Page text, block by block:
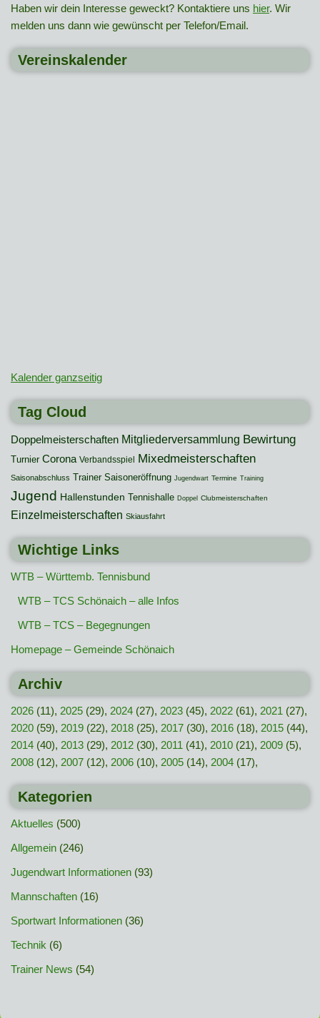
Haben wir dein Interesse geweckt? Kontaktiere uns hier. Wir
melden uns dann wie gewünscht per Telefon/Email.
Vereinskalender
Kalender ganzseitig
Tag Cloud
Doppelmeisterschaften Mitgliederversammlung Bewirtung
Turnier Corona Verbandsspiel Mixedmeisterschaften
Saisonabschluss Trainer Saisoneröffnung Jugendwart Termine Training
Jugend Hallenstunden Tennishalle Doppel Clubmeisterschaften
Einzelmeisterschaften Skiausfahrt
Wichtige Links
WTB – Württemb. Tennisbund
WTB – TCS Schönaich – alle Infos
WTB – TCS – Begegnungen
Homepage – Gemeinde Schönaich
Archiv
2026 (11), 2025 (29), 2024 (27), 2023 (45), 2022 (61), 2021 (27),
2020 (59), 2019 (22), 2018 (25), 2017 (30), 2016 (18), 2015 (44),
2014 (40), 2013 (29), 2012 (30), 2011 (41), 2010 (21), 2009 (5),
2008 (12), 2007 (12), 2006 (10), 2005 (14), 2004 (17),
Kategorien
Aktuelles (500)
Allgemein (246)
Jugendwart Informationen (93)
Mannschaften (16)
Sportwart Informationen (36)
Technik (6)
Trainer News (54)